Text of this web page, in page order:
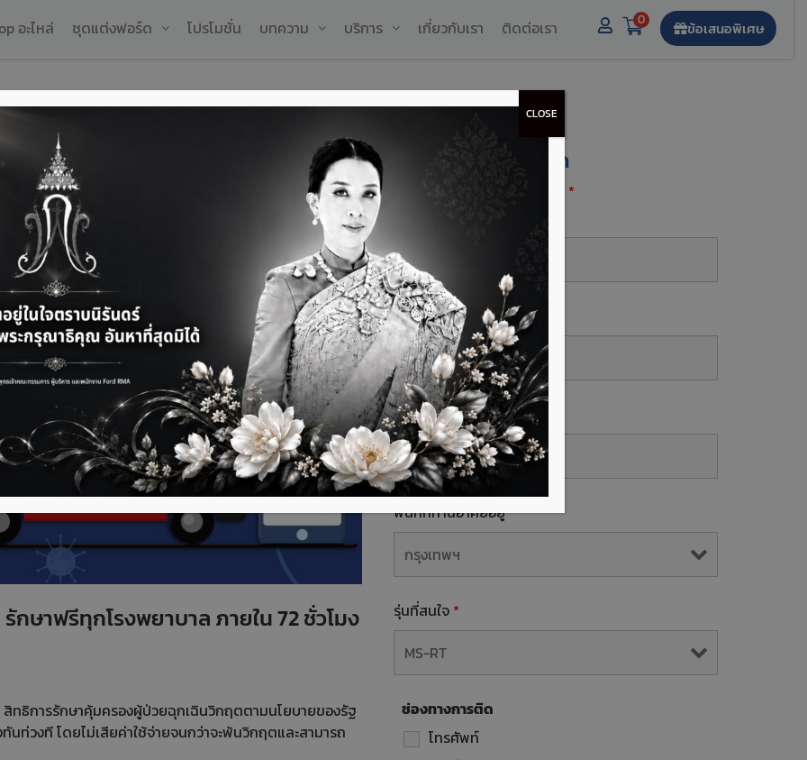
อะไหล่ ชุดแต่งฟอร์ด โปรโมชั่น บทความ บริการ เกี่ยวกับเรา ติดต่อเรา 0 ข้อเสนอพิเศษ
ยฉุกเฉินวิกฤต รักษาฟรี
กษาฟรีทุกโรงพยาบาล ภายใน 72 ชั่วโมง
สิทธิการรักษาคุ้มครองผู้ป่วยฉุกเฉินวิกฤตตามนโยบายของรัฐ
นท่วงที โดยไม่เสียค่าใช้จ่ายจนกว่าจะพ้นวิกฤตและสามารถ
ลงทะเบียนรับส่วนลด
ต้องกรอกฟิลด์ที่มีเครื่องหมาย *
เบอร์โทร*
Email
พื้นที่ที่ท่านอาศัยอยู่*
รุ่นที่สนใจ *
ช่องทางการติด
โทรศัพท์
CLOSE